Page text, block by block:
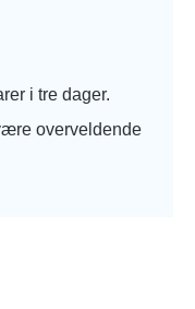
i tre dager.
overveldende